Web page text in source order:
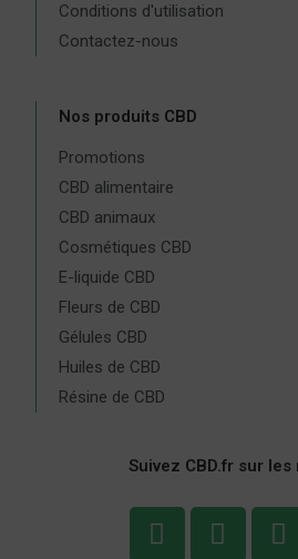
Conditions d'utilisation
Contactez-nous
Nos produits CBD
Promotions
CBD alimentaire
CBD animaux
Cosmétiques CBD
E-liquide CBD
Fleurs de CBD
Gélules CBD
Huiles de CBD
Résine de CBD
Suivez CBD.fr sur les